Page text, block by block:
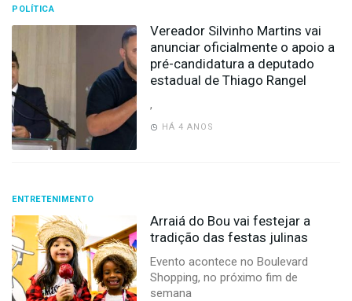
POLÍTICA
Vereador Silvinho Martins vai
anunciar oficialmente o apoio a
pré-candidatura a deputado
estadual de Thiago Rangel
,
HÁ 4 ANOS
ENTRETENIMENTO
Arraiá do Bou vai festejar a
tradição das festas julinas
Evento acontece no Boulevard
Shopping, no próximo fim de
semana